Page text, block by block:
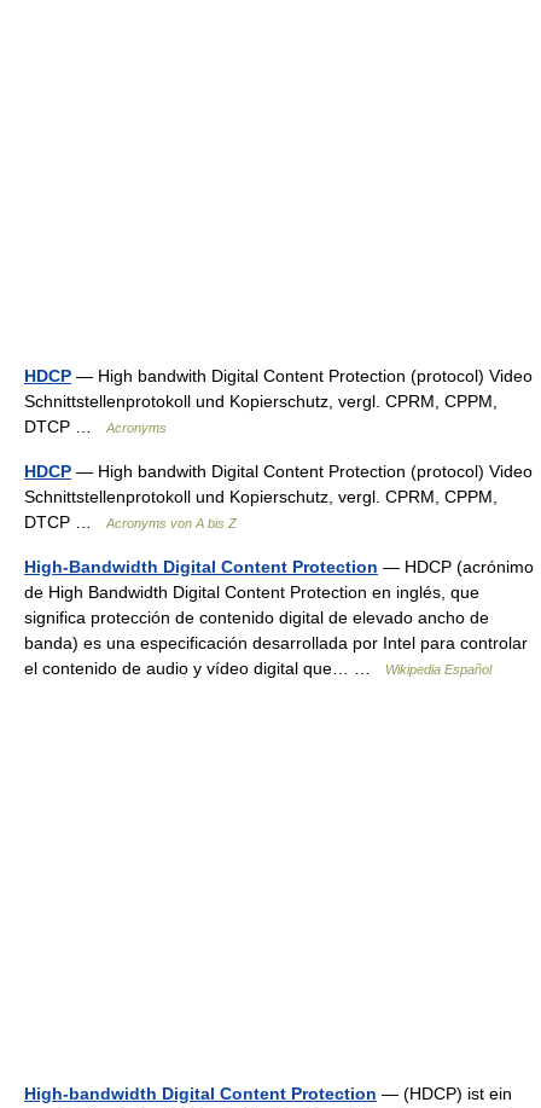
HDCP — High bandwith Digital Content Protection (protocol) Video
Schnittstellenprotokoll und Kopierschutz, vergl. CPRM, CPPM,
DTCP …
Acronyms
HDCP — High bandwith Digital Content Protection (protocol) Video
Schnittstellenprotokoll und Kopierschutz, vergl. CPRM, CPPM,
DTCP …
Acronyms von A bis Z
High-Bandwidth Digital Content Protection — HDCP (acrónimo
de High Bandwidth Digital Content Protection en inglés, que
significa protección de contenido digital de elevado ancho de
banda) es una especificación desarrollada por Intel para controlar
el contenido de audio y vídeo digital que… …
Wikipedia Español
High-bandwidth Digital Content Protection — (HDCP) ist ein